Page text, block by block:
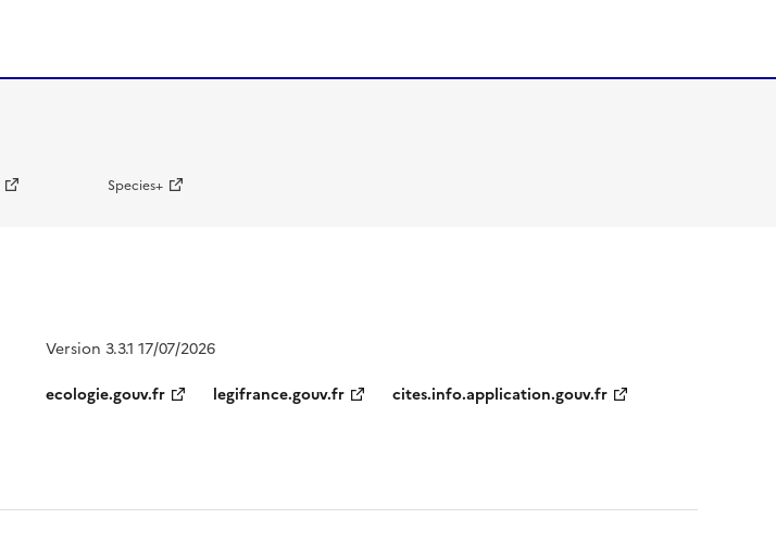
Species+
Version 3.3.1 17/07/2026
ecologie.gouv.fr
legifrance.gouv.fr cites.info.application.gouv.fr